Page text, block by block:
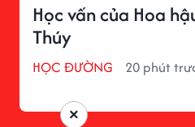
Học vấn của Hoa
Thúy
HỌC ĐƯỜNG 20 phút
×